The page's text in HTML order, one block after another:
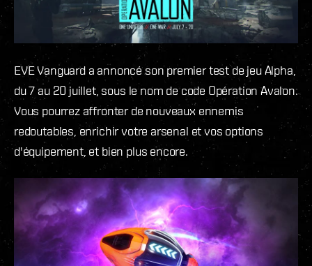
EVE Vanguard a annoncé son premier test de jeu Alpha,
du 7 au 20 juillet, sous le nom de code Opération Avalon.
Vous pourrez affronter de nouveaux ennemis
redoutables, enrichir votre arsenal et vos options
d'équipement, et bien plus encore.